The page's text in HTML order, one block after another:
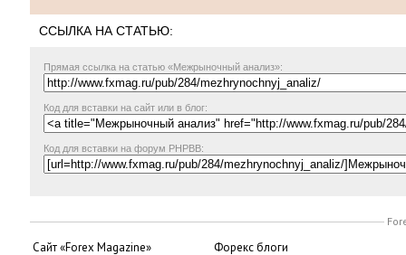
ССЫЛКА НА СТАТЬЮ:
Прямая ссылка на статью «Межрыночный анализ»:
Код для вставки на сайт или в блог:
Код для вставки на форум PHPBB:
Сайт «Forex Magazine»
Форекс блоги